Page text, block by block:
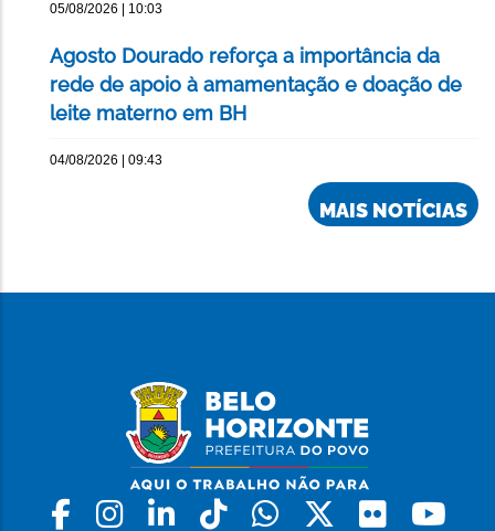
05/08/2026 | 10:03
Agosto Dourado reforça a importância da
rede de apoio à amamentação e doação de
leite materno em BH
04/08/2026 | 09:43
MAIS NOTÍCIAS
Facebook
Instagram
LinkedinTiktokWhatsapp
X Flickr